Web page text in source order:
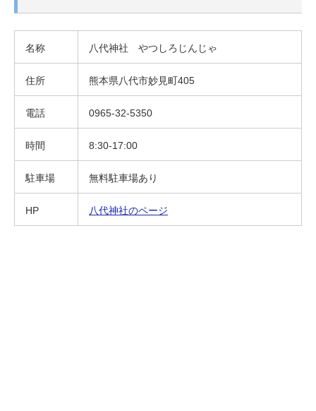
名称 八代神社 やつしろじんじゃ
住所 熊本県八代市妙見町405
電話 0965-32-5350
時間 8:30-17:00
駐車場 無料駐車場あり
HP 八代神社のページ